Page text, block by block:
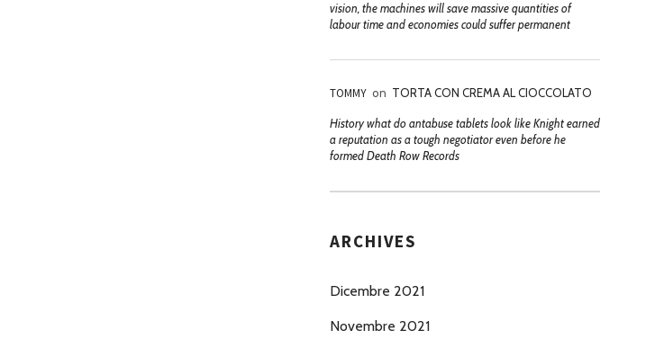
vision, the machines will save massive quantities of
labour time and economies could suffer permanent
TOMMY on TORTA CON CREMA AL CIOCCOLATO
History what do antabuse tablets look like Knight earned
a reputation as a tough negotiator even before he
formed Death Row Records
ARCHIVES
Dicembre 2021
Novembre 2021